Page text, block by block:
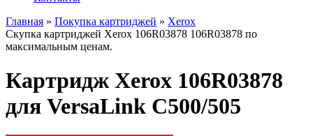
Главная » Покупка картриджей » Xerox
Скупка картриджей Xerox 106R03878 106R03878 по
максимальным ценам.
Картридж Xerox 106R03878
для VersaLink C500/505